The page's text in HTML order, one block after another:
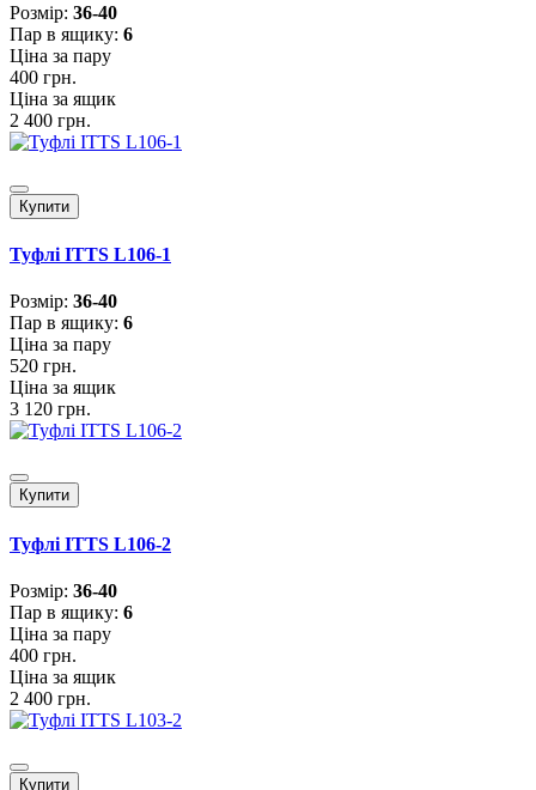
Розмiр: 36-40
Пар в ящику: 6
Ціна за пару
400 грн.
Ціна за ящик
2 400 грн.
Купити
Туфлі ITTS L106-1
Розмiр: 36-40
Пар в ящику: 6
Ціна за пару
520 грн.
Ціна за ящик
3 120 грн.
Купити
Туфлі ITTS L106-2
Розмiр: 36-40
Пар в ящику: 6
Ціна за пару
400 грн.
Ціна за ящик
2 400 грн.
Купити